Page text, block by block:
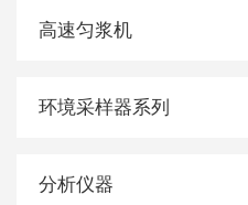
高速匀浆机
环境采样器系列
分析仪器